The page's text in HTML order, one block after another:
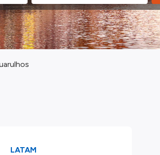
LATAM